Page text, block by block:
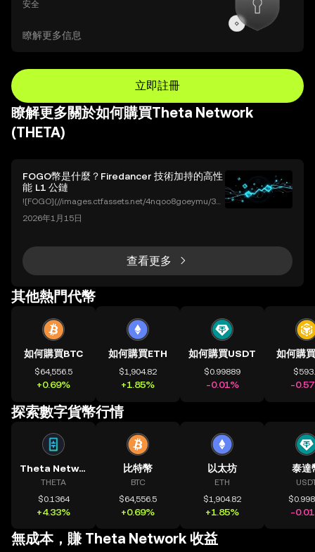
安全
瞭解更多信息
立即註冊
瞭解更多關於如何購買Theta Network
(THETA)
FOGO幣是什麼？Firedancer 技術加持的高性
能 L1 公鏈
![FOGO](//images.ctfassets.net/4nqoo8goeymu/3U
OToNgPsV7EAq5Ju0hqHq/fe67b238d7acfe9edc57
d29efe8d8184/fogo.png) 作為加密貨幣投資者，您是
機？或者在市場劇烈波動時，因為幾秒鐘的延遲而遭受
損失？ 這就是 **FOGO 幣 (FOGO
2026年1月15日
查看更多
其他熱門代幣
如何購買BTC
$64,556.5
+0.69%
如何購買ETH
$1,904.82
+1.85%
如何購買USDT
$0.99889
-0.01%
如何購
-
探索數字貨幣行情
Theta Network
THETA
$0.1364
+4.33%
比特幣
BTC
$64,556.5
+0.69%
以太坊
ETH
$1,904.82
+1.85%
泰達
-
無成本，賺 Theta Network 收益